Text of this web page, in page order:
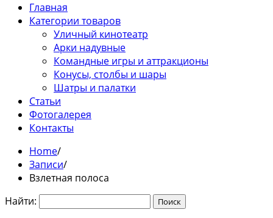
Главная
Категории товаров
Уличный кинотеатр
Арки надувные
Командные игры и аттракционы
Конусы, столбы и шары
Шатры и палатки
Статьи
Фотогалерея
Контакты
Home/
Записи/
Взлетная полоса
Найти: